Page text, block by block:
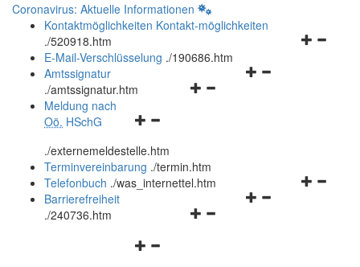
Coronavirus: Aktuelle Informationen
Kontaktmöglichkeiten Kontakt-möglichkeiten
./520918.htm
Navigationsmenü
E-Mail-Verschlüsselung ./190686.htm
Navigationsmenü
Amtssignatur
./amtssignatur.htm
Navigationsmenü
und
schließen
Meldung nach
Oö. HSchG
./externemeldestelle.htm
Terminvereinbarung ./termin.htm
Navigationsmenü
Telefonbuch ./was_internettel.htm
Navigationsmenü
Barrierefreiheit
./240736.htm
Navigationsmenü